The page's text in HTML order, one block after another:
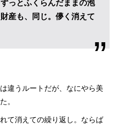
っとふくらんだままの泡
産も、同じ。儚く消えて
違うルートだが、なにやら美
。
て消えての繰り返し。ならば